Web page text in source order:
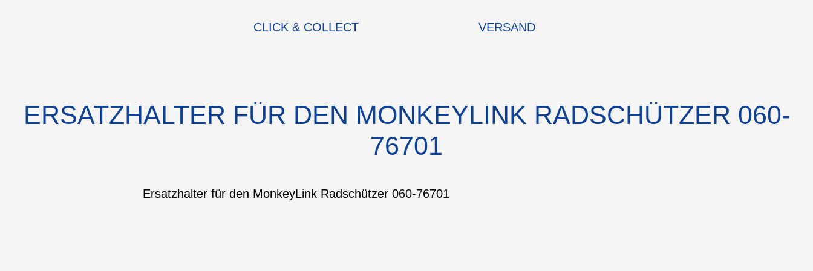
CLICK & COLLECT VERSAND
ERSATZHALTER FÜR DEN MONKEYLINK RADSCHÜTZER 060-
76701
Ersatzhalter für den MonkeyLink Radschützer 060-76701